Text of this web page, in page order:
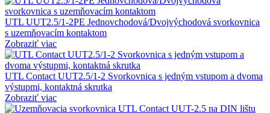
UTL UUT2.5/1-2PE Jednovchodová/Dvojvýchodová svorkovnica
s uzemňovacím kontaktom
Zobraziť viac
UTL Contact UUT2.5/1-2 Svorkovnica s jedným vstupom a dvoma
výstupmi, kontaktná skrutka
Zobraziť viac